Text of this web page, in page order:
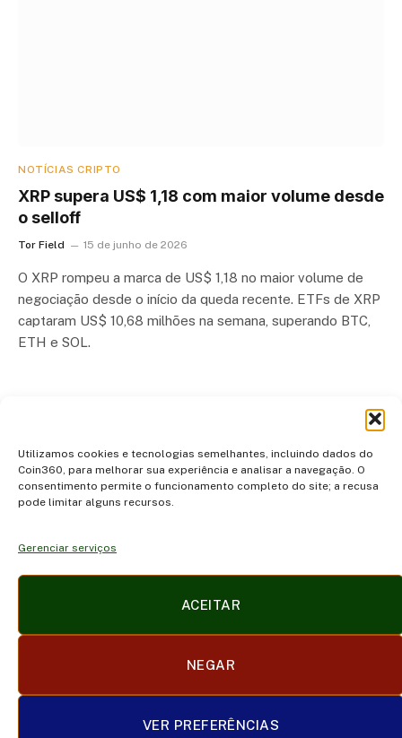
Utilizamos cookies e tecnologias semelhantes, incluindo dados do
Coin360, para melhorar sua experiência e analisar a navegação. O
consentimento permite o funcionamento completo do site; a recusa
pode limitar alguns recursos.
Gerenciar serviços
ACEITAR
NEGAR
VER PREFERÊNCIAS
NOTÍCIAS CRIPTO
XRP supera US$ 1,18 com maior volume desde
o selloff
Tor Field 15 de junho de 2026
O XRP rompeu a marca de US$ 1,18 no maior volume de
negociação desde o início da queda recente. ETFs de XRP
captaram US$ 10,68 milhões na semana, superando BTC,
ETH e SOL.
(Twitter)
CONTATO TERMOS DE USO
TRABALHE CONOSCO